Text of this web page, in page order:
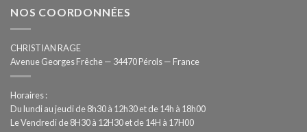
NOS COORDONNÉES
CHRISTIAN RAGE
Avenue Georges Frêche — 34470 Pérols — France
Horaires :
Du lundi au jeudi de 8h30 à 12h30 et de 14h à 18h00
Le Vendredi de 8H30 à 12H30 et de 14H à 17H00